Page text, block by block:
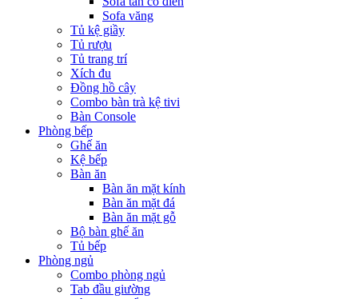
Sofa văng
Tủ kệ giầy
Tủ rượu
Tủ trang trí
Xích đu
Đồng hồ cây
Combo bàn trà kệ tivi
Bàn Console
Phòng bếp
Ghế ăn
Kệ bếp
Bàn ăn
Bàn ăn mặt kính
Bàn ăn mặt đá
Bàn ăn mặt gỗ
Bộ bàn ghế ăn
Tủ bếp
Phòng ngủ
Combo phòng ngủ
Tab đầu giường